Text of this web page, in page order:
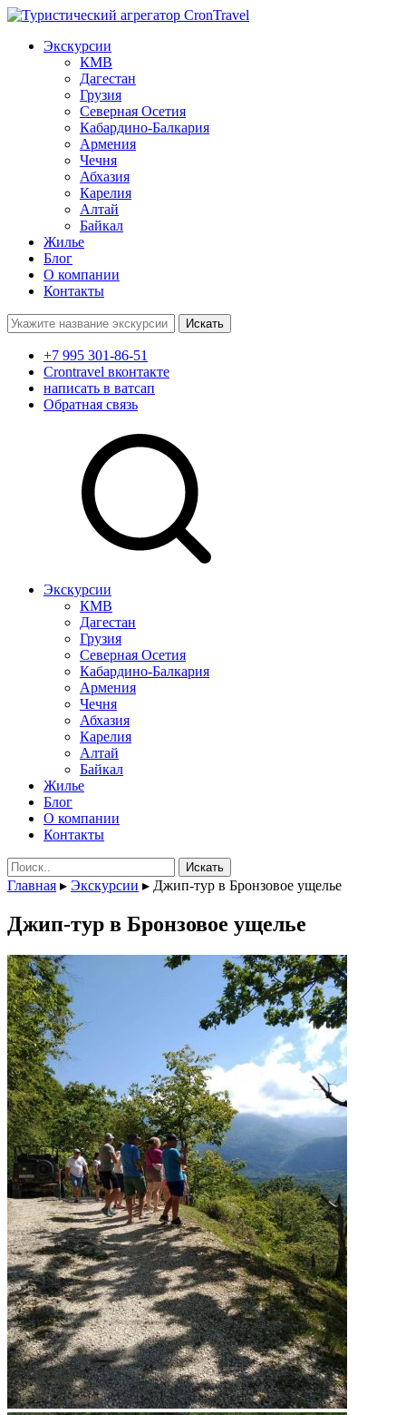
Экскурсии
КМВ
Дагестан
Грузия
Северная Осетия
Кабардино-Балкария
Армения
Чечня
Абхазия
Карелия
Алтай
Байкал
Жилье
Блог
О компании
Контакты
Поиск:
+7 995 301-86-51
Crontravel вконтакте
написать в ватсап
Обратная связь
Экскурсии
КМВ
Дагестан
Грузия
Северная Осетия
Кабардино-Балкария
Армения
Чечня
Абхазия
Карелия
Алтай
Байкал
Жилье
Блог
О компании
Контакты
Поиск:
Главная ▸ Экскурсии ▸ Джип-тур в Бронзовое ущелье
Джип-тур в Бронзовое ущелье